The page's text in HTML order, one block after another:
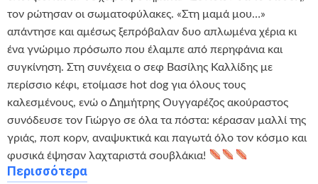
τον ρώτησαν οι σωματοφύλακες. «Στη μαμά μου…»
απάντησε και αμέσως ξεπρόβαλαν δυο απλωμένα χέρια κι
ένα γνώριμο πρόσωπο που έλαμπε από περηφάνια και
συγκίνηση. Στη συνέχεια ο σεφ Βασίλης Καλλίδης με
περίσσιο κέφι, ετοίμασε hot dog για όλους τους
καλεσμένους, ενώ ο Δημήτρης Ουγγαρέζος ακούραστος
συνόδευσε τον Γιώργο σε όλα τα πόστα: κέρασαν μαλλί της
γριάς, ποπ κορν, αναψυκτικά και παγωτά όλο τον κόσμο και
φυσικά έψησαν λαχταριστά σουβλάκια!
Περισσότερα